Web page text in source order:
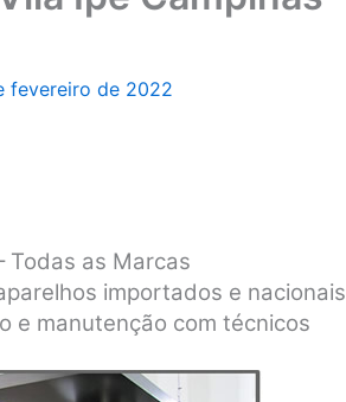
fevereiro de 2022
Todas as Marcas
importados e nacionais
e manutenção com técnicos